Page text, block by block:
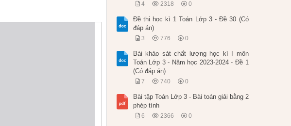
4 2318 0
Đề thi học kì 1 Toán Lớp 3 - Đề 30 (Có
đáp án)
3 776 0
Bài khảo sát chất lượng học kì I môn
Toán Lớp 3 - Năm học 2023-2024 - Đề 1
(Có đáp án)
7 740 0
Bài tập Toán Lớp 3 - Bài toán giải bằng 2
phép tính
6 2366 0